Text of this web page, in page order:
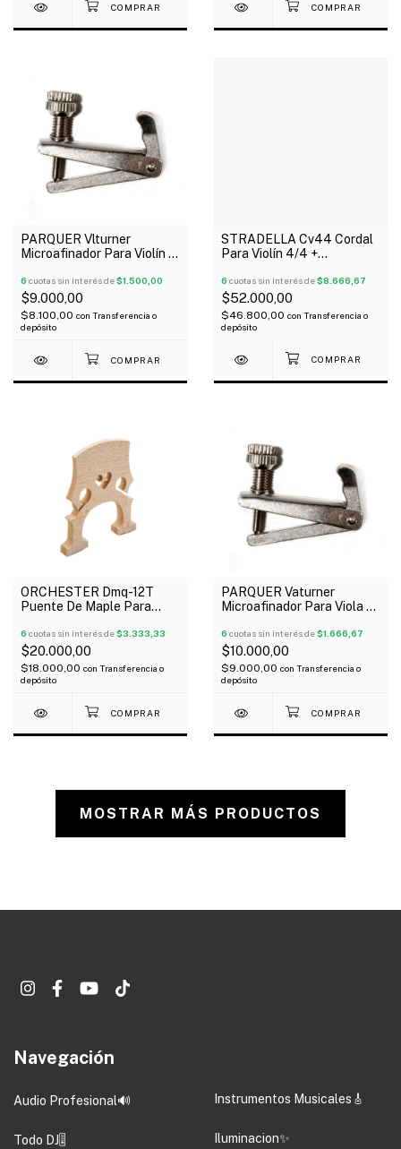
PARQUER Vlturner
Microafinador Para Violín X
6 cuotas sin interés de$1.500,00
$9.000,00
$8.100,00 con Transferencia o
depósito
STRADELLA Cv44 Cordal
Para Violín 4/4 +
6 cuotas sin interés de$8.666,67
$52.000,00
$46.800,00 con Transferencia o
depósito
ORCHESTER Dmq-12T
Puente De Maple Para
6 cuotas sin interés de$3.333,33
$20.000,00
$18.000,00 con Transferencia o
depósito
PARQUER Vaturner
Microafinador Para Viola X
6 cuotas sin interés de$1.666,67
$10.000,00
$9.000,00 con Transferencia o
depósito
MOSTRAR MÁS PRODUCTOS
Navegación
Audio Profesional🔊 Instrumentos Musicales🎸
Todo DJ🎚️ Iluminacion✨